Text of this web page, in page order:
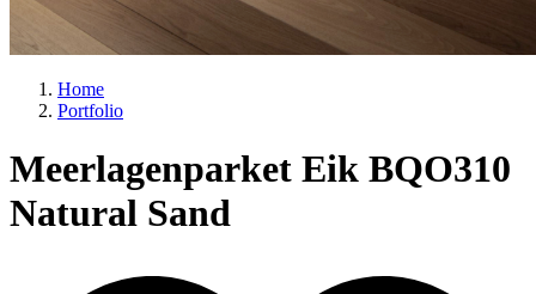
Home
Portfolio
Meerlagenparket Eik BQO310
Natural Sand